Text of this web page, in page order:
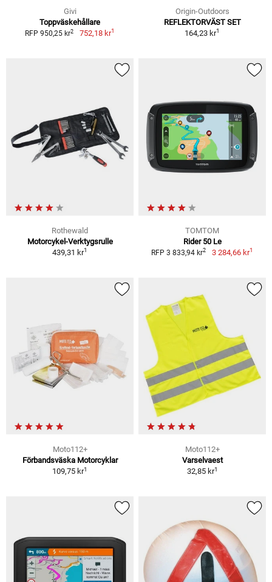
Givi
Toppväskehållare
RFP 950,25 kr2 752,18 kr1
Origin-Outdoors
REFLEKTORVÄST SET
164,23 kr1
Rothewald
Motorcykel-Verktygsrulle
439,31 kr1
TOMTOM
Rider 50 Le
RFP 3 833,94 kr2 3 284,66 kr1
Moto112+
Förbandsväska Motorcyklar
109,75 kr1
Moto112+
Varselvaest
32,85 kr1